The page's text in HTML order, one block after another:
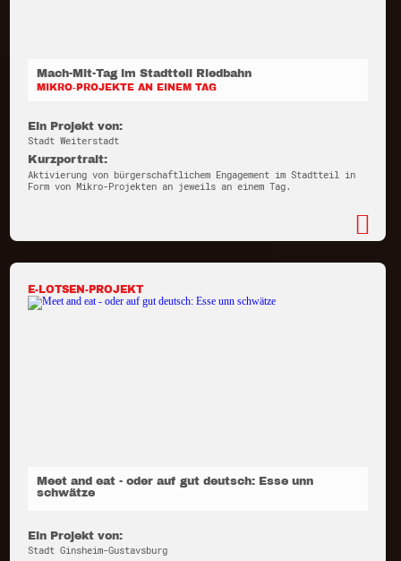
Mach-Mit-Tag im Stadtteil Riedbahn
MIKRO-PROJEKTE AN EINEM TAG
Ein Projekt von:
Stadt Weiterstadt
Kurzportrait:
Aktivierung von bürgerschaftlichem Engagement im Stadtteil in
Form von Mikro-Projekten an jeweils an einem Tag.
E-LOTSEN-PROJEKT
Meet and eat - oder auf gut deutsch: Esse unn
schwätze
Ein Projekt von:
Stadt Ginsheim-Gustavsburg